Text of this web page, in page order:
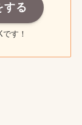
する
す！